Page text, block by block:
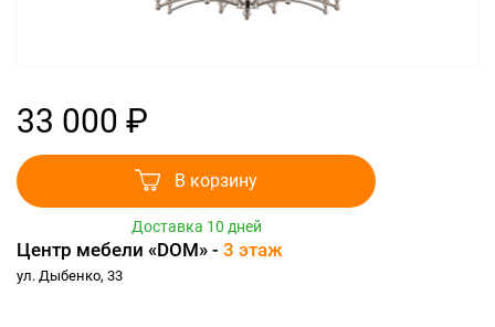
33 000 ₽
В корзину
Доставка 10 дней
Центр мебели «DOM» - 3 этаж
ул. Дыбенко, 33